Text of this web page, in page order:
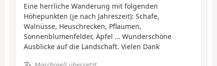
Eine herrliche Wanderung mit folgenden
Höhepunkten (je nach Jahreszeit): Schafe,
Walnüsse, Heuschrecken, Pflaumen,
Sonnenblumenfelder, Äpfel … Wunderschöne
Ausblicke auf die Landschaft. Vielen Dank